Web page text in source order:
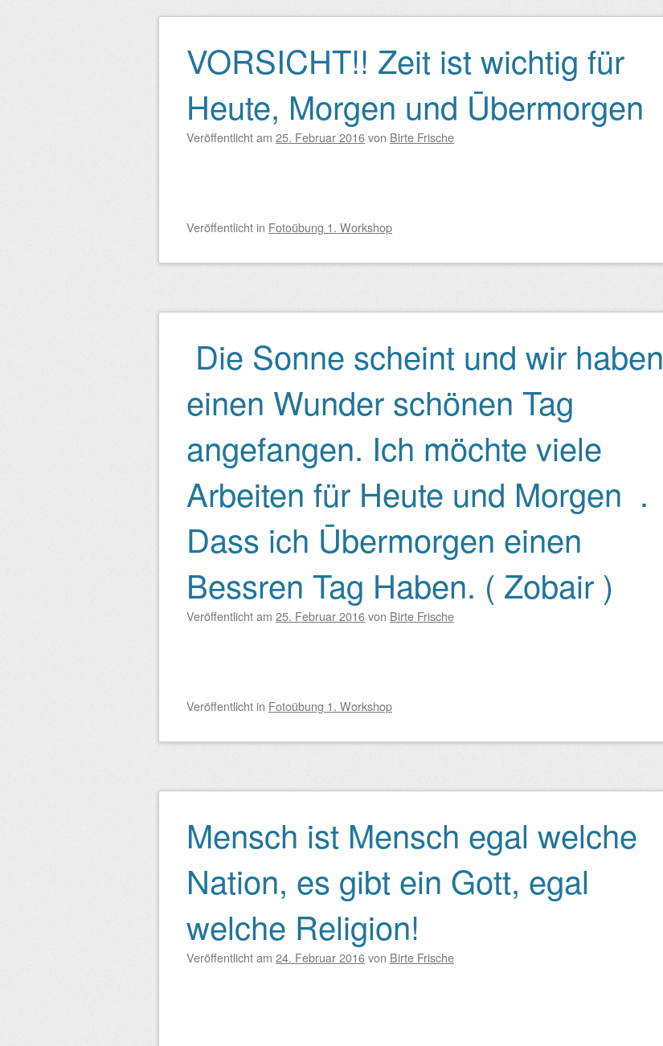
VORSICHT!! Zeit ist wichtig für
Heute, Morgen und Ūbermorgen
Veröffentlicht am 25. Februar 2016von Birte Frische
Veröffentlicht in Fotoübung 1. Workshop
Die Sonne scheint und wir haben
einen Wunder schönen Tag
angefangen. Ich möchte viele
Arbeiten für Heute und Morgen .
Dass ich Ūbermorgen einen
Bessren Tag Haben. ( Zobair )
Veröffentlicht am 25. Februar 2016von Birte Frische
Veröffentlicht in Fotoübung 1. Workshop
Mensch ist Mensch egal welche
Nation, es gibt ein Gott, egal
welche Religion!
Veröffentlicht am 24. Februar 2016von Birte Frische